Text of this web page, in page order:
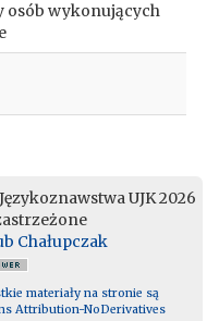
osób wykonujących
UJK 2026
Chałupczak
materiały na stronie są
Attribution-NoDerivatives